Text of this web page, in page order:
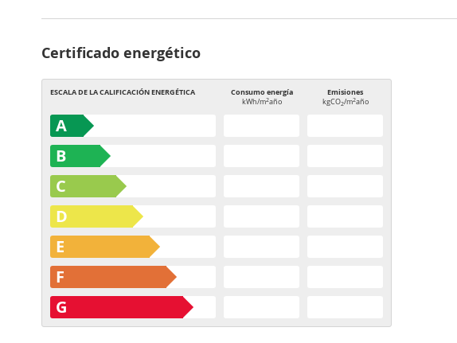
Certificado energético
ESCALA DE LA CALIFICACIÓN ENERGÉTICA Consumo energía
kWh/m2año
Emisiones
kgCO2/m2año
A
B
C
D
E
F
G